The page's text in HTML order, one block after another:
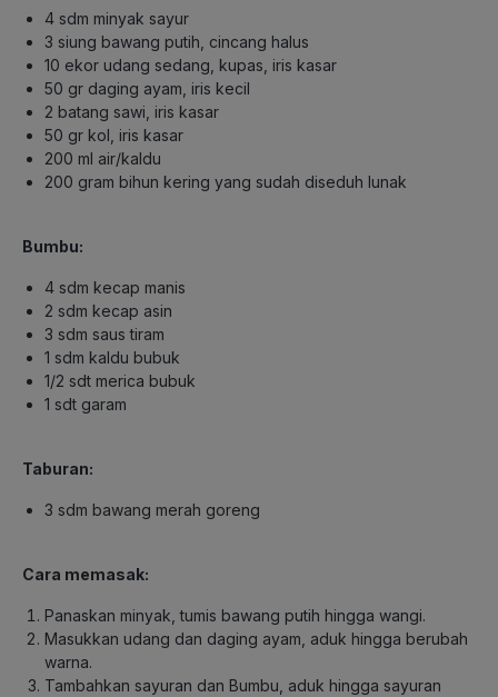
4 sdm minyak sayur
3 siung bawang putih, cincang halus
10 ekor udang sedang, kupas, iris kasar
50 gr daging ayam, iris kecil
2 batang sawi, iris kasar
50 gr kol, iris kasar
200 ml air/kaldu
200 gram bihun kering yang sudah diseduh lunak
Bumbu:
4 sdm kecap manis
2 sdm kecap asin
3 sdm saus tiram
1 sdm kaldu bubuk
1/2 sdt merica bubuk
1 sdt garam
Taburan:
3 sdm bawang merah goreng
Cara memasak:
Panaskan minyak, tumis bawang putih hingga wangi.
Masukkan udang dan daging ayam, aduk hingga berubah
warna.
Tambahkan sayuran dan Bumbu, aduk hingga sayuran